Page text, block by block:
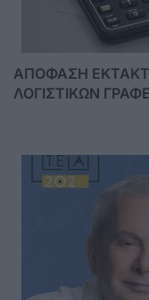
ΑΠΟΦΑΣΗ
ΛΟΓΙΣΤΙΚΩΝ